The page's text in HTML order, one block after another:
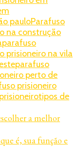
pauloParafuso
na construção
parafuso
prisioneiro na vila
parafuso
perto de
prisioneiro
tipos de
a melhor
é, sua função e